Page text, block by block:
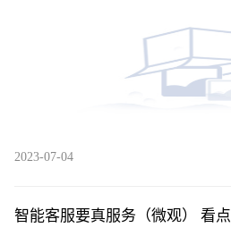
2023-07-04
智能客服要真服务（微观） 看点